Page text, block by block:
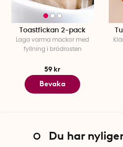
Toastfickan 2-pack
Laga varma mackor med
fyllning i brödrosten
59 kr
Bevaka
Du har